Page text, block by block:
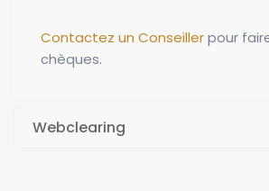
Contactez un Conseillerpour
chèques.
Webclearing